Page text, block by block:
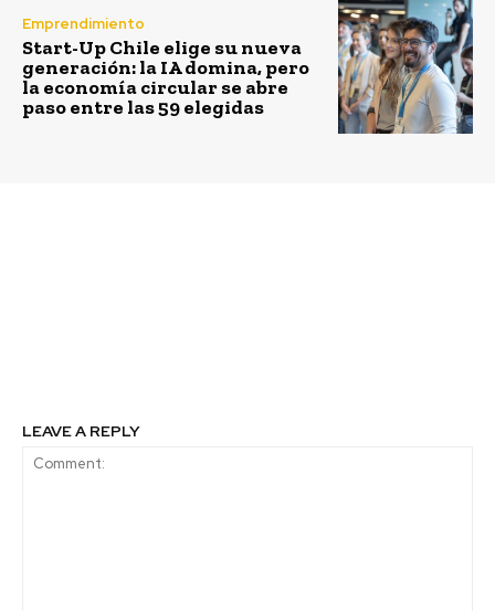
Emprendimiento
Start-Up Chile elige su nueva
generación: la IA domina, pero
la economía circular se abre
paso entre las 59 elegidas
LEAVE A REPLY